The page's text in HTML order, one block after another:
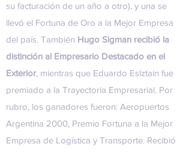
su facturación de un año a otro), y una se
llevó el Fortuna de Oro a la Mejor Empresa
del país. También Hugo Sigman recibió la
distinción al Empresario Destacado en el
Exterior, mientras que Eduardo Eslztain fue
premiado a la Trayectoria Empresarial. Por
rubro, los ganadores fueron: Aeropuertos
Argentina 2000, Premio Fortuna a la Mejor
Empresa de Logística y Transporte. Recibió